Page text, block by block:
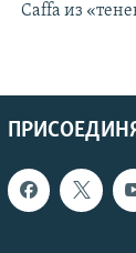
Caffa из